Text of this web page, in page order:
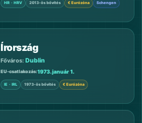
HR · HRV 2013-ös bővítés € Eurózóna Schengen
Írország
Főváros: Dublin
EU-csatlakozás 1973. január 1.
IE · IRL 1973-ös bővítés € Eurózóna